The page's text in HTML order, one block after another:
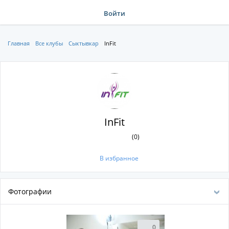
Войти
Главная Все клубы Сыктывкар InFit
InFit
(0)
В избранное
Фотографии
0